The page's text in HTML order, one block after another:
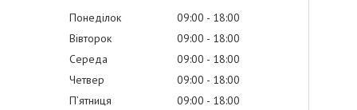
Понеділок 09:00
18:00
Вівторок
09:00
18:00
Середа
09:00
18:00
Четвер
09:00
18:00
Пʼятниця
09:00
18:00